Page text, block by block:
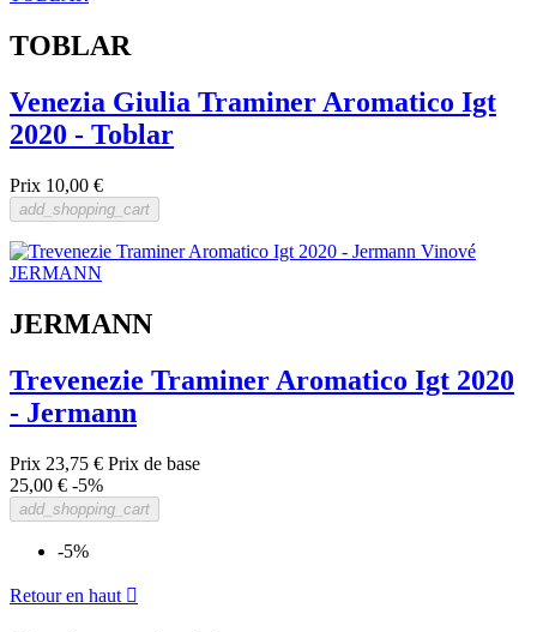
TOBLAR
Venezia Giulia Traminer Aromatico Igt
2020 - Toblar
Prix 10,00 €
add_shopping_cart
JERMANN
Trevenezie Traminer Aromatico Igt 2020
- Jermann
Prix 23,75 € Prix de base
25,00 € -5%
add_shopping_cart
-5%
Retour en haut 